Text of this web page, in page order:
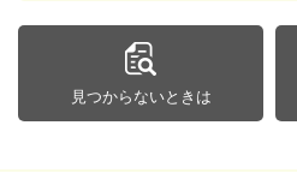
見つからないときは